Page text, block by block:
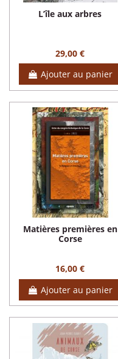
L’île aux arbres
29,00 €
Ajouter au panier
Matières premières en
Corse
16,00 €
Ajouter au panier